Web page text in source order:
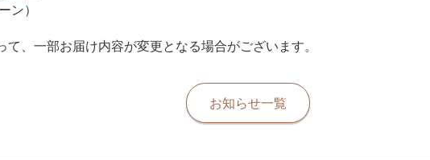
ン）
、一部お届け内容が変更となる場合がございます。
お知らせ一覧